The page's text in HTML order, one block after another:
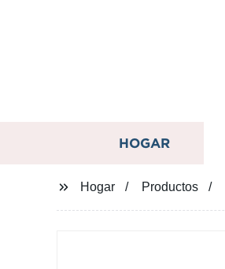
HOGAR
Hogar Productos